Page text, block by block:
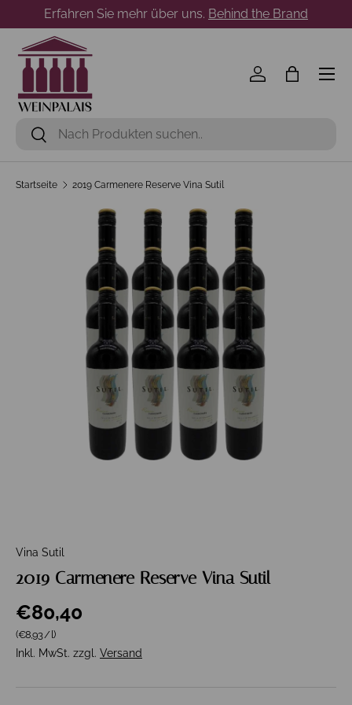
Direkt zum Inhalt
Erfahren Sie mehr über uns. Behind the Brand
Suchen
Suchen
Einloggen
Menü
Startseite 2019 Carmenere Reserve Vina Sutil
Vina Sutil
2019 Carmenere Reserve Vina Sutil
€80,40
Grundpreis
(€8,93/l)
Inkl. MwSt. zzgl. Versand